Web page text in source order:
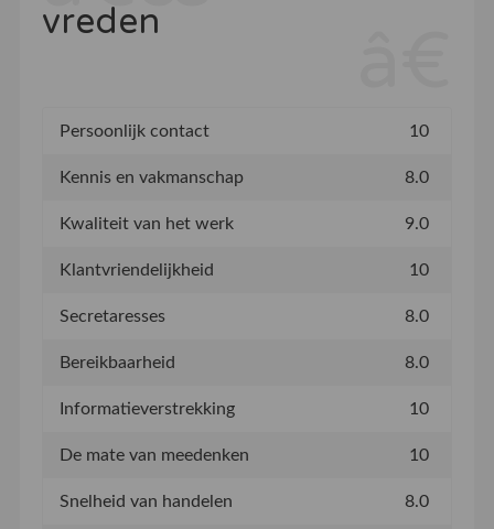
vreden
Persoonlijk contact 10
Kennis en vakmanschap 8.0
Kwaliteit van het werk 9.0
Klantvriendelijkheid 10
Secretaresses 8.0
Bereikbaarheid 8.0
Informatieverstrekking 10
De mate van meedenken 10
Snelheid van handelen 8.0